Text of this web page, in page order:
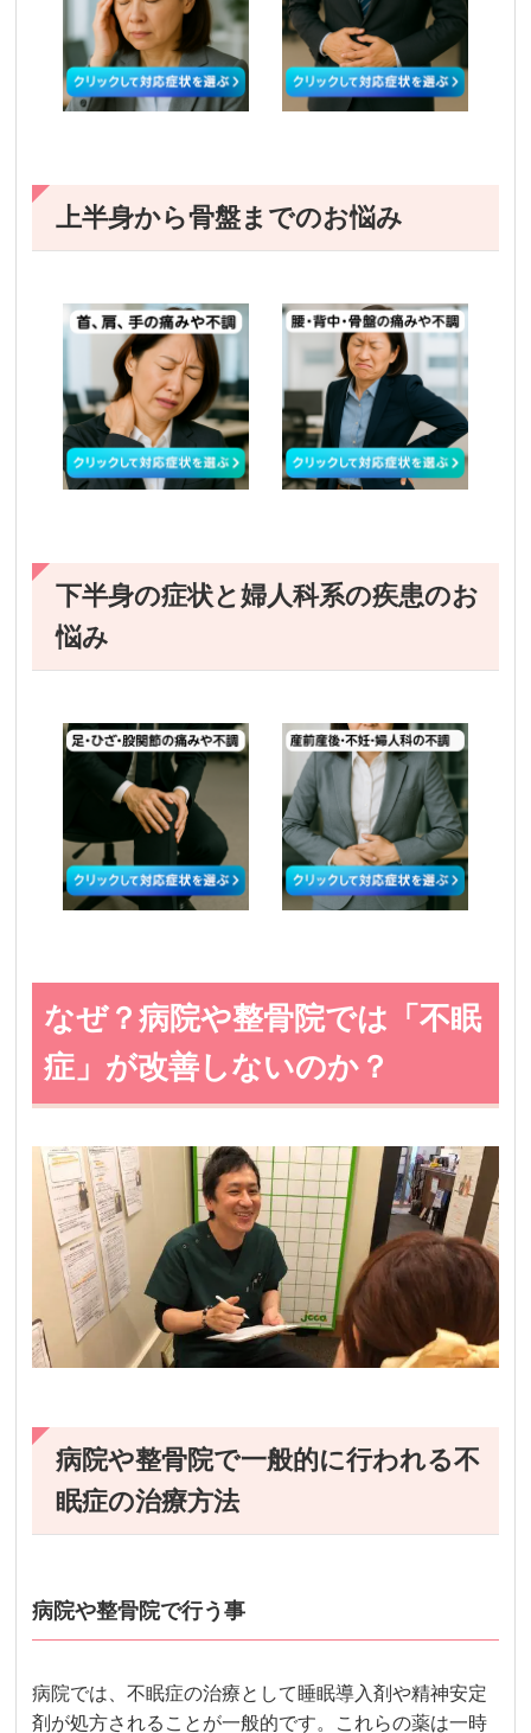
上半身から骨盤までのお悩み
下半身の症状と婦人科系の疾患のお
悩み
なぜ？病院や整骨院では「不眠
症」が改善しないのか？
病院や整骨院で一般的に行われる不
眠症の治療方法
病院や整骨院で行う事
病院では、不眠症の治療として睡眠導入剤や精神安定
剤が処方されることが一般的です。これらの薬は一時